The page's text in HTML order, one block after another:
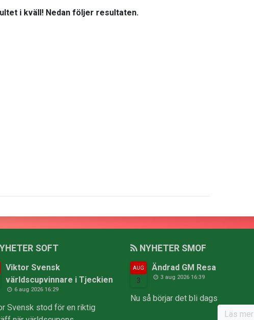
i kväll! Nedan följer resultaten.
SOFT
Viktor Svensk
världscupvinnare i Tjeckien
6 aug 2026 16:29
Svensk stod för en riktig
NYHETER SMOF
AUG
3
Ändrad GM Resa
3 aug 2026 16:39
Nu så börjar det bli dags
Läs mer